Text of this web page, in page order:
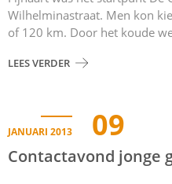
Wilhelminastraat. Men kon
of 120 km. Door het koude
LEES VERDER
JANUARI 2013 09
Contactavond jonge